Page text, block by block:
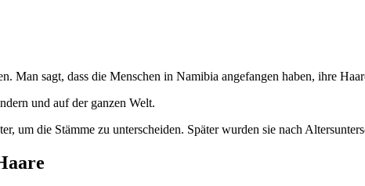
Man sagt, dass die Menschen in Namibia angefangen haben, ihre
und auf der ganzen Welt.
um die Stämme zu unterscheiden. Später wurden sie nach